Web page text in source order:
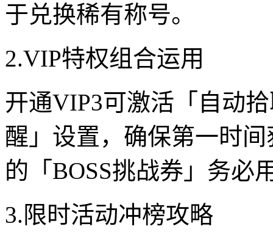
于兑换稀有称号。
2.VIP特权组合运用
开通VIP3可激活「自动
醒」设置，确保第一时
的「BOSS挑战券」务必
3.限时活动冲榜攻略